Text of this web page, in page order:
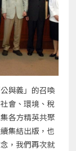
與義」的召喚
會、環境、稅
各方精英共聚
集結出版，也
，我們再次就